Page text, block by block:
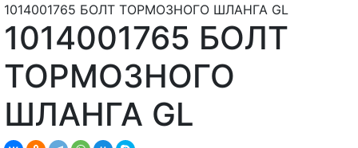
1014001765 БОЛТ ТОРМОЗНОГО ШЛАНГА GL
1014001765 БОЛТ
ТОРМОЗНОГО
ШЛАНГА GL